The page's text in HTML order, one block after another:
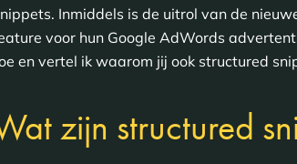
Inmiddels is de uitrol van de
voor hun Google AdWords
en vertel ik waarom jij ook structured
zijn structured